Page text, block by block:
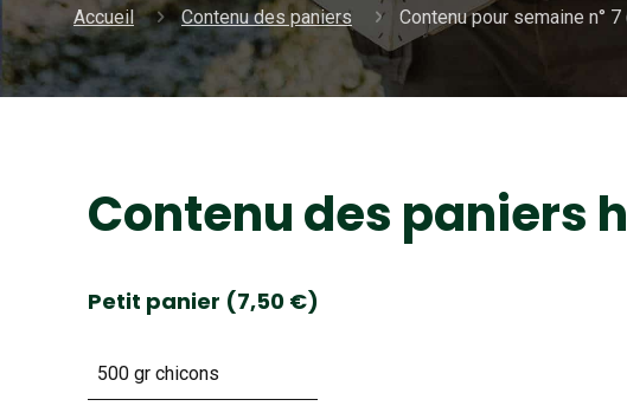
Accueil Contenu des paniers Contenu pour semaine n°
Contenu des paniers
Petit panier (7,50 €)
500 gr chicons